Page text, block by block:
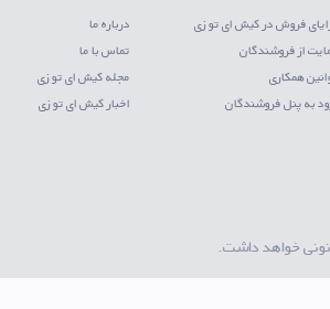
فروش در کیش ای تو زی
از فروشندگان
همکاری
به پنل فروشندگان
درباره ما
تماس با ما
مجله کیش ای تو زی
اخبار کیش ای تو زی
خواهد داشت.